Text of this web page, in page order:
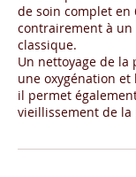
de soin complet en
contrairement à
classique.
Un nettoyage de
une oxygénation
il permet